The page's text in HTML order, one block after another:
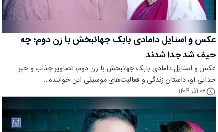
عکس و استایل دامادی بابک جهانبخش با زن دوم؛ چه
حیف شد جدا شدند!
عکس و استایل دامادی بابک جهانبخش با زن دوم، تصاویر جذاب و خبر
جدایی او، داستان زندگی و فعالیت‌های موسیقی این خواننده…
۰۷ آذر ۱۴۰۴